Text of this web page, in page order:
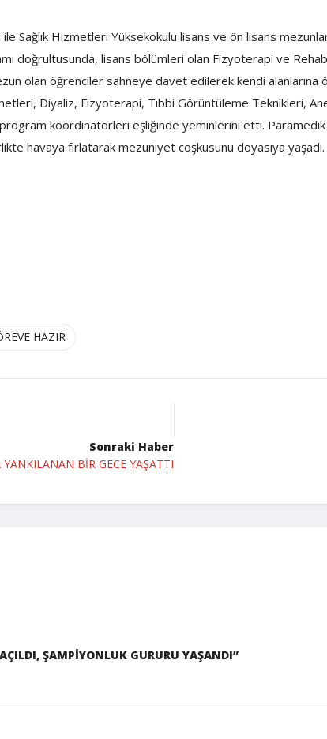
Sağlık Hizmetleri Yüksekokulu lisans ve ön lisans
doğrultusunda, lisans bölümleri olan Fizyoterapi ve
olan öğrenciler sahneye davet edilerek kendi alanlarına
Diyaliz, Fizyoterapi, Tıbbi Görüntüleme Teknikleri,
koordinatörleri eşliğinde yeminlerini etti.
havaya fırlatarak mezuniyet coşkusunu doyasıya yaşadı.
HAZIR
Sonraki Haber
BİR GECE YAŞATTI
ŞAMPİYONLUK GURURU YAŞANDI”